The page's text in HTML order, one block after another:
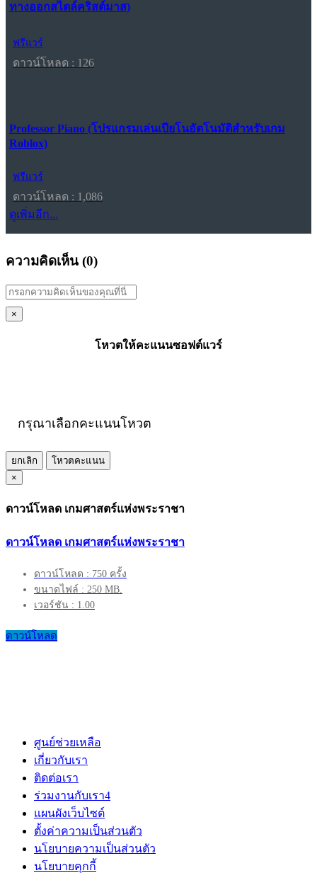
ทางออกสไตล์คริสต์มาส)
ฟรีแวร์
ดาวน์โหลด : 126
Professor Piano (โปรแกรมเล่นเปียโนอัตโนมัติสำหรับเกม
Roblox)
ฟรีแวร์
ดาวน์โหลด : 1,086
ดูเพิ่มอีก...
ความคิดเห็น (0)
×
โหวตให้คะแนนซอฟต์แวร์
กรุณาเลือกคะแนนโหวต
ยกเลิก
โหวตคะแนน
×
ดาวน์โหลด เกมศาสตร์แห่งพระราชา
ดาวน์โหลด เกมศาสตร์แห่งพระราชา
ดาวน์โหลด : 750 ครั้ง
ขนาดไฟล์ : 250 MB.
เวอร์ชัน : 1.00
ดาวน์โหลด
ศูนย์ช่วยเหลือ
เกี่ยวกับเรา
ติดต่อเรา
ร่วมงานกับเรา4
แผนผังเว็บไซต์
ตั้งค่าความเป็นส่วนตัว
นโยบายความเป็นส่วนตัว
นโยบายคุกกี้